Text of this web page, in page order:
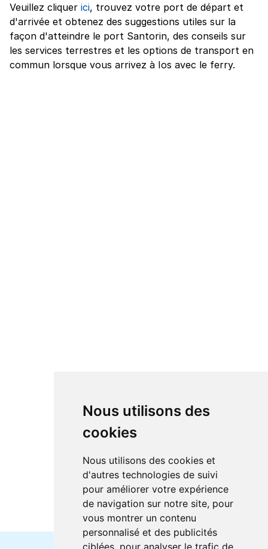
Nous utilisons des
cookies
Nous utilisons des cookies et
d'autres technologies de suivi
pour améliorer votre expérience
de navigation sur notre site, pour
vous montrer un contenu
personnalisé et des publicités
ciblées, pour analyser le trafic de
Veuillez cliquer ici, trouvez votre port de départ et
d'arrivée et obtenez des suggestions utiles sur la
façon d'atteindre le port Santorin, des conseils sur
les services terrestres et les options de transport en
commun lorsque vous arrivez à Ios avec le ferry.